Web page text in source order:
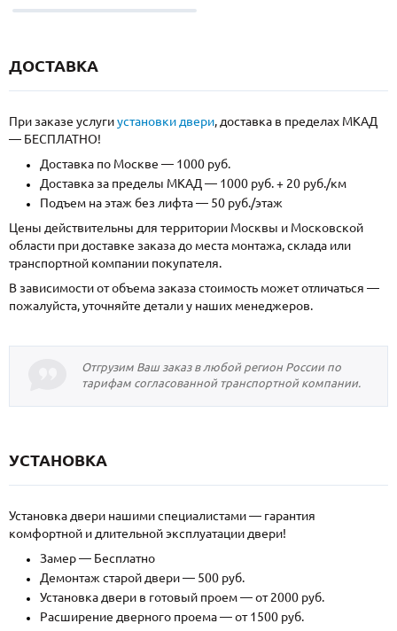
ДОСТАВКА
При заказе услугиустановки двери, доставка в пределах МКАД
— БЕСПЛАТНО!
Доставка по Москве — 1000 руб.
Доставка за пределы МКАД — 1000 руб. + 20 руб./км
Подъем на этаж без лифта — 50 руб./этаж
Цены действительны для территории Москвы и Московской
области при доставке заказа до места монтажа, склада или
транспортной компании покупателя.
В зависимости от объема заказа стоимость может отличаться —
пожалуйста, уточняйте детали у наших менеджеров.
Отгрузим Ваш заказ в любой регион России по
тарифам согласованной транспортной компании.
УСТАНОВКА
Установка двери нашими специалистами — гарантия
комфортной и длительной эксплуатации двери!
Замер — Бесплатно
Демонтаж старой двери — 500 руб.
Установка двери в готовый проем — от 2000 руб.
Расширение дверного проема — от 1500 руб.